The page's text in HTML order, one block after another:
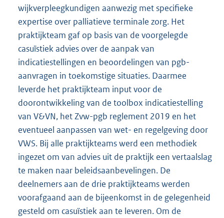
wijkverpleegkundigen aanwezig met specifieke
expertise over palliatieve terminale zorg. Het
praktijkteam gaf op basis van de voorgelegde
casuïstiek advies over de aanpak van
indicatiestellingen en beoordelingen van pgb-
aanvragen in toekomstige situaties. Daarmee
leverde het praktijkteam input voor de
doorontwikkeling van de toolbox indicatiestelling
van V&VN, het Zvw-pgb reglement 2019 en het
eventueel aanpassen van wet- en regelgeving door
VWS. Bij alle praktijkteams werd een methodiek
ingezet om van advies uit de praktijk een vertaalslag
te maken naar beleidsaanbevelingen. De
deelnemers aan de drie praktijkteams werden
voorafgaand aan de bijeenkomst in de gelegenheid
gesteld om casuïstiek aan te leveren. Om de